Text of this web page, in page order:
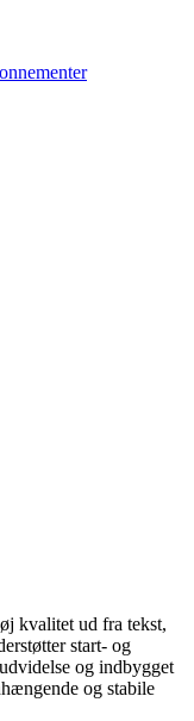
kvalitet ud fra tekst,
start- og
og indbygget
og stabile